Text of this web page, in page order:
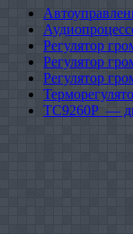
Регулятор
Регулятор
Регулятор
TC9260P —